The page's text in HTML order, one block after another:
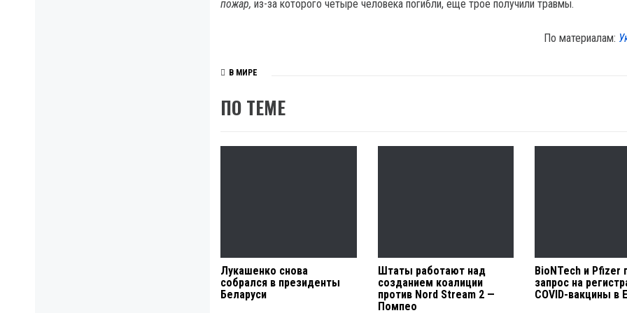
пожар, из-за которого четыре человека погибли, еще трое получили травмы.
По материалам:
В МИРЕ
ПО ТЕМЕ
Лукашенко снова
собрался в президенты
Беларуси
Штаты работают над
созданием коалиции
против Nord Stream 2 —
Помпео
BioNTech и Pfizer
запрос на
COVID-вакцины в